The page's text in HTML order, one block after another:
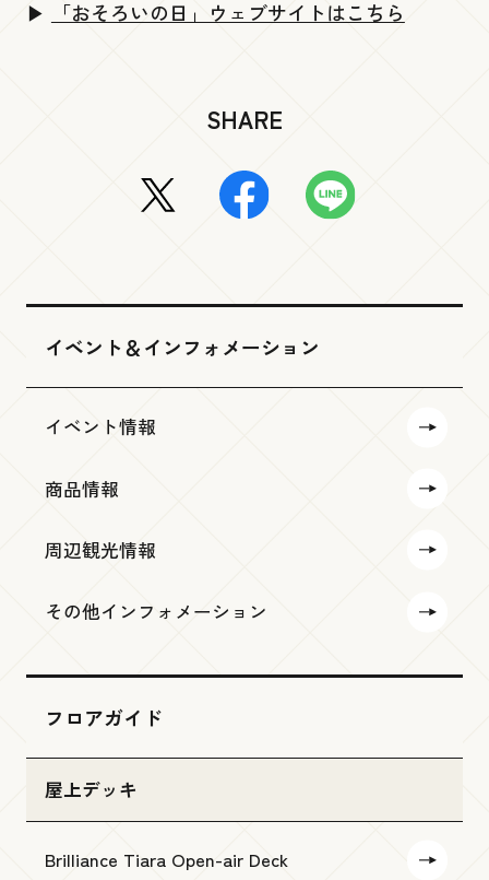
低層１階
▶ 「おそろいの日」ウェブサイトはこちら
SHARE
イベント＆インフォメーション
イベント情報
商品情報
周辺観光情報
その他インフォメーション
フロアガイド
屋上デッキ
Brilliance Tiara Open-air Deck